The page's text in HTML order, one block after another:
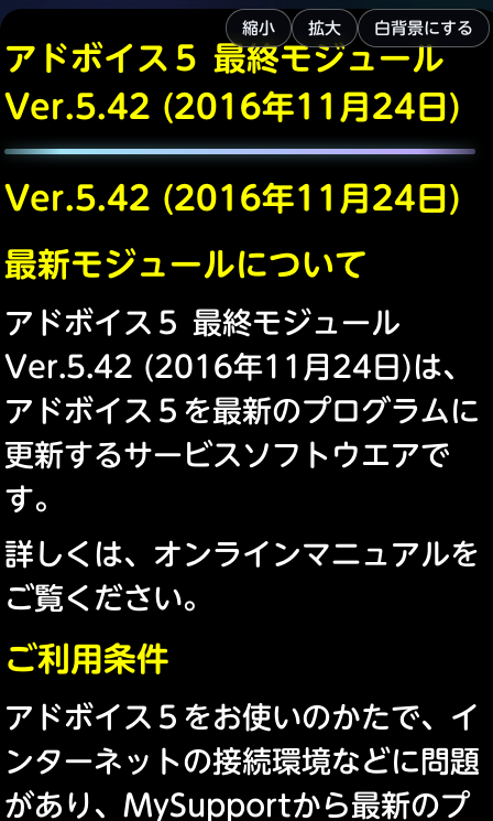
アドボイス５ 最終モジュール
Ver.5.42 (2016年11月24日)
Ver.5.42 (2016年11月24日)
最新モジュールについて
アドボイス５ 最終モジュール
Ver.5.42 (2016年11月24日)は、
アドボイス５を最新のプログラムに
更新するサービスソフトウエアで
す。
詳しくは、オンラインマニュアルを
ご覧ください。
ご利用条件
アドボイス５をお使いのかたで、イ
ンターネットの接続環境などに問題
があり、MySupportから最新のプ
縮小 拡大 白背景にする